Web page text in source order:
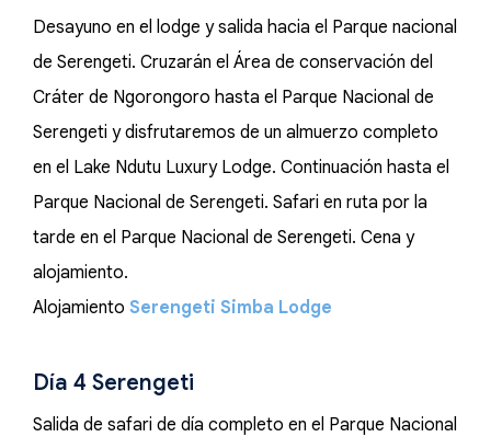
Desayuno en el lodge y salida hacia el Parque nacional
de Serengeti. Cruzarán el Área de conservación del
Cráter de Ngorongoro hasta el Parque Nacional de
Serengeti y disfrutaremos de un almuerzo completo
en el Lake Ndutu Luxury Lodge. Continuación hasta el
Parque Nacional de Serengeti. Safari en ruta por la
tarde en el Parque Nacional de Serengeti. Cena y
alojamiento.
Alojamiento Serengeti Simba Lodge
Día 4 Serengeti
Salida de safari de día completo en el Parque Nacional